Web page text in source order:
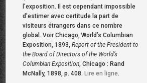
l’exposition. Il est cependant impossible
d’estimer avec certitude la part de
visiteurs étrangers dans ce nombre
global. Voir Chicago, World’s Columbian
Exposition, 1893,Report of the President to
the Board of Directors of the World’s
Columbian Exposition , Chicago : Rand
McNally, 1898, p. 408.Lire en ligne.